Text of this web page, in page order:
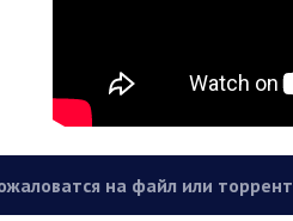
на файл или торрент